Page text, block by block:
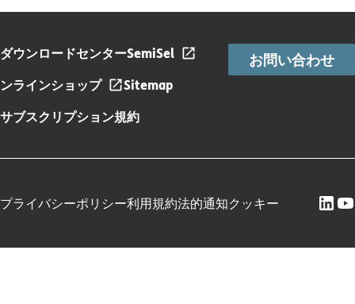
ダウンロードセンターSemiSel
ンラインショップ
Sitemap
サブスクリプション規約
お問い合わせ
プライバシーポリシー利用規約法的通知クッキー